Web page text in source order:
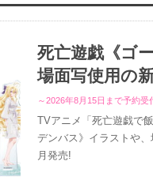
死亡遊戯《ゴ
場面写使用の
～2026年8月15日まで予約受
TVアニメ「死亡遊戯で
デンバス》イラストや
月発売!